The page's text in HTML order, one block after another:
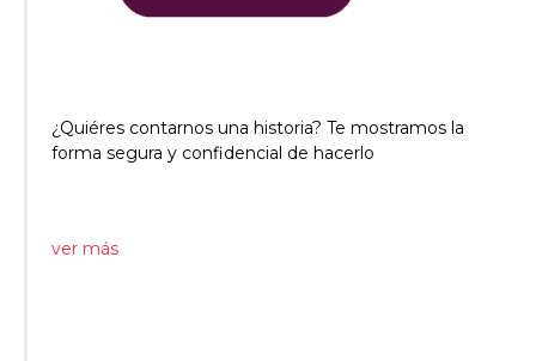
¿Quiéres contarnos una historia? Te mostramos la
forma segura y confidencial de hacerlo
ver más